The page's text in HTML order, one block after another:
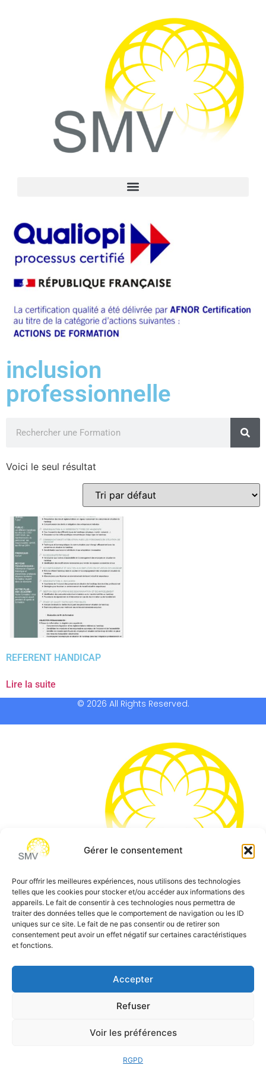
Gérer le consentement
Pour offrir les meilleures expériences, nous utilisons des technologies
telles que les cookies pour stocker et/ou accéder aux informations des
appareils. Le fait de consentir à ces technologies nous permettra de
traiter des données telles que le comportement de navigation ou les ID
uniques sur ce site. Le fait de ne pas consentir ou de retirer son
consentement peut avoir un effet négatif sur certaines caractéristiques
et fonctions.
Accepter
Refuser
Voir les préférences
RGPD
inclusion
professionnelle
Voici le seul résultat
REFERENT HANDICAP
Lire la suite
© 2026 All Rights Reserved.
SMV permet de vous aider à gagner du temps et vous
permettre de vous concentrer sur l’essentiel de votre
métier
Téléphone:0 805 69 64 75 / 02 37 34 04 04
contact@smvformation.fr
Création & Hébergement Web Cloud par